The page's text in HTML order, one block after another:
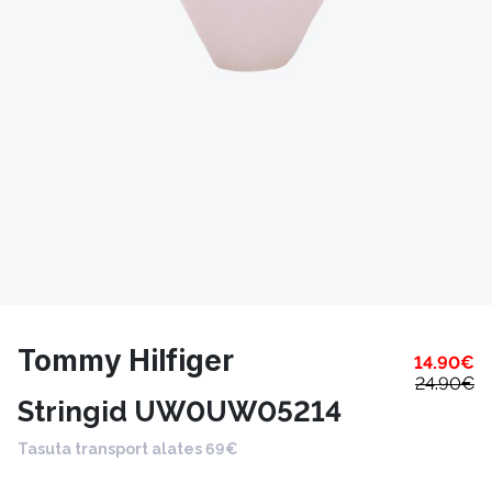
Tommy Hilfiger 14.90€
24.90€
Stringid UW0UW05214
Tasuta transport alates 69€